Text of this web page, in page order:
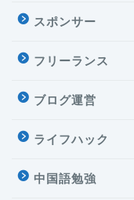
スポンサー
フリーランス
ブログ運営
ライフハック
中国語勉強